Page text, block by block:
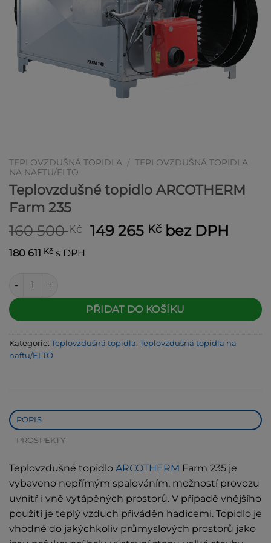
TEPLOVZDUŠNÁ TOPIDLA / TEPLOVZDUŠNÁ TOPIDLA
NA NAFTU/ELTO
Teplovzdušné topidlo ARCOTHERM
Farm 235
160 500Kč
Původní
149 265 KčAktuální
bez DPH
180 611 Kč s DPH
Teplovzdušné topidlo ARCOTHERM Farm 235 množství
PŘIDAT DO KOŠÍKU
Alternative:
Kategorie: Teplovzdušná topidla, Teplovzdušná topidla na
naftu/ELTO
POPIS
PROSPEKTY
Teplovzdušné topidlo ARCOTHERM Farm 235 je
vybaveno nepřímým spalováním, možností provozu
uvnitř i vně vytápěných prostorů. V případě vnějšího
použití je teplý vzduch přiváděn hadicemi. Topidlo je
vhodné do jakýchkoliv průmyslových prostorů jako